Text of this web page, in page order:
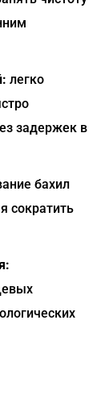
легко
задержек в
бахил
сократить